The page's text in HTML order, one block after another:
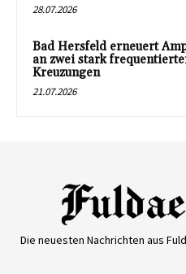
28.07.2026
Bad Hersfeld erneuert
an zwei stark
Kreuzungen
21.07.2026
Die neuesten Nachrichten aus